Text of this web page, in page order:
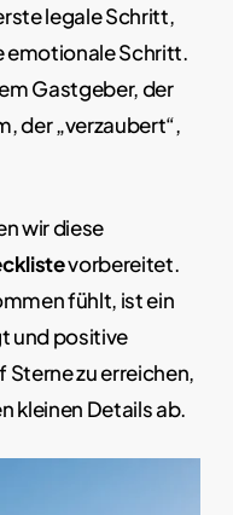
legale Schritt,
emotionale Schritt.
Gastgeber, der
der „verzaubert“,
wir diese
vorbereitet.
fühlt, ist ein
und positive
zu erreichen,
kleinen Details ab.